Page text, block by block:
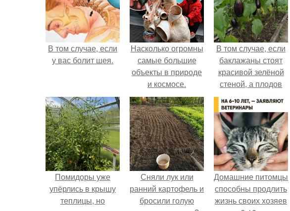
В том случае, если
у вас болит шея.
Насколько огромны
самые большие
объекты в природе
и космосе.
В том случае, если
баклажаны стоят
красивой зелёной
стеной, а плодов
почти не видно -
радоваться тут
нечему.
Помидоры уже
упёрлись в крышу
теплицы, но
Сняли лук или
ранний картофель и
бросили голую
Домашние питомцы
способны продлить
жизнь своих хозяев